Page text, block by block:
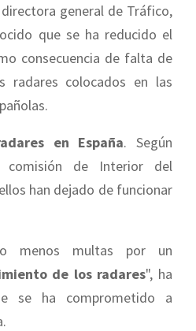
general de Tráfico,
que se ha reducido el
consecuencia de falta de
radares colocados en las
en España. Según
de Interior del
han dejado de funcionar
menos multas por un
de los radares", ha
se ha comprometido a